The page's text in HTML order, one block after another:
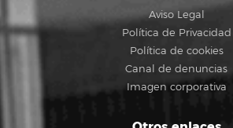
Aviso Legal
Política de Privacidad
Política de cookies
Canal de denuncias
Imagen corporativa